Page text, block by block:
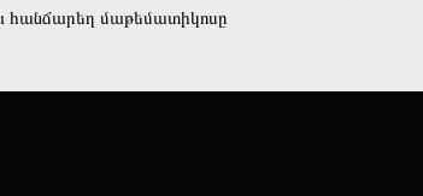
հանճարեղ մաթեմատիկոսը